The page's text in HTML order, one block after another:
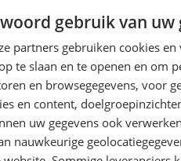
Cat &
Kalkoen -
1.8 kg
Kat
Type
Ga
gebruik van uw
partners gebruiken cookies
te slaan en te openen en om
en browsegegevens, voor
en content,
uw gegevens ook
nauwkeurige